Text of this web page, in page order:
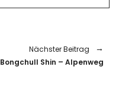
Nächster Beitrag
Bongchull Shin – Alpenweg